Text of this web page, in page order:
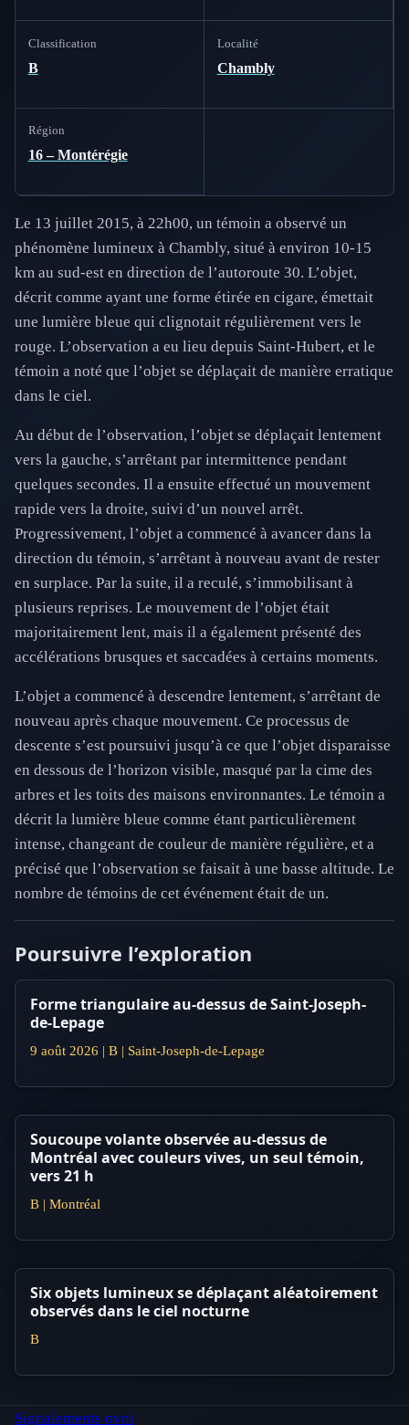
Classification
B
Localité
Chambly
Région
16 – Montérégie
Le 13 juillet 2015, à 22h00, un témoin a observé un
phénomène lumineux à Chambly, situé à environ 10-15
km au sud-est en direction de l’autoroute 30. L’objet,
décrit comme ayant une forme étirée en cigare, émettait
une lumière bleue qui clignotait régulièrement vers le
rouge. L’observation a eu lieu depuis Saint-Hubert, et le
témoin a noté que l’objet se déplaçait de manière erratique
dans le ciel.
Au début de l’observation, l’objet se déplaçait lentement
vers la gauche, s’arrêtant par intermittence pendant
quelques secondes. Il a ensuite effectué un mouvement
rapide vers la droite, suivi d’un nouvel arrêt.
Progressivement, l’objet a commencé à avancer dans la
direction du témoin, s’arrêtant à nouveau avant de rester
en surplace. Par la suite, il a reculé, s’immobilisant à
plusieurs reprises. Le mouvement de l’objet était
majoritairement lent, mais il a également présenté des
accélérations brusques et saccadées à certains moments.
L’objet a commencé à descendre lentement, s’arrêtant de
nouveau après chaque mouvement. Ce processus de
descente s’est poursuivi jusqu’à ce que l’objet disparaisse
en dessous de l’horizon visible, masqué par la cime des
arbres et les toits des maisons environnantes. Le témoin a
décrit la lumière bleue comme étant particulièrement
intense, changeant de couleur de manière régulière, et a
précisé que l’observation se faisait à une basse altitude. Le
nombre de témoins de cet événement était de un.
Poursuivre l’exploration
Forme triangulaire au-dessus de Saint-Joseph-
de-Lepage
9 août 2026 | B | Saint-Joseph-de-Lepage
Soucoupe volante observée au-dessus de
Montréal avec couleurs vives, un seul témoin,
vers 21 h
B | Montréal
Six objets lumineux se déplaçant aléatoirement
observés dans le ciel nocturne
B
Signalements ovni